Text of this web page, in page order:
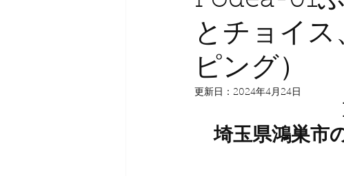
とチョイ
ピング）
更新日： 2024年4月24日
埼玉県鴻巣市